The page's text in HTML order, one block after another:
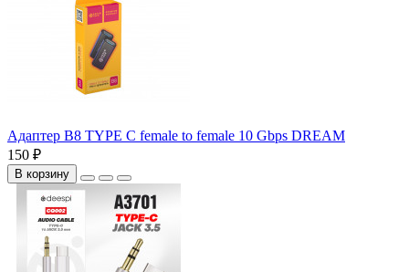
Адаптер B8 TYPE C female to female 10 Gbps DREAM
150 ₽
В корзину